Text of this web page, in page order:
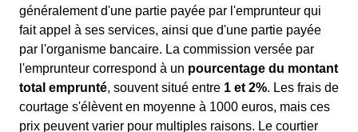
généralement d'une partie payée par l'emprunteur qui
fait appel à ses services, ainsi que d'une partie payée
par l'organisme bancaire. La commission versée par
l'emprunteur correspond à un pourcentage du montant
total emprunté, souvent situé entre 1 et 2%. Les frais de
courtage s'élèvent en moyenne à 1000 euros, mais ces
prix peuvent varier pour multiples raisons. Le courtier